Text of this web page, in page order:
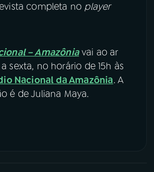
completa no player
– Amazôniavai ao ar
sexta, no horário de 15h às
Nacional da Amazônia. A
é de Juliana Maya.